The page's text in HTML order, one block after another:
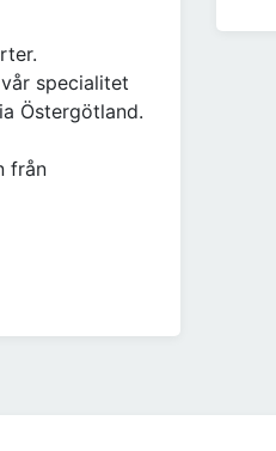
specialitet
Östergötland.
från